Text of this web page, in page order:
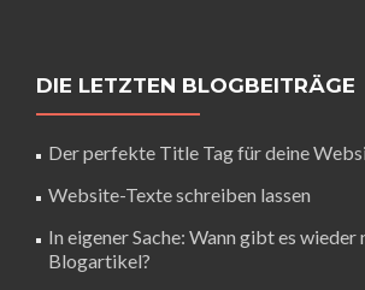
DIE LETZTEN BLOGBEITRÄGE
Der perfekte Title Tag für deine
Website-Texte schreiben lassen
In eigener Sache: Wann gibt es wieder
Blogartikel?